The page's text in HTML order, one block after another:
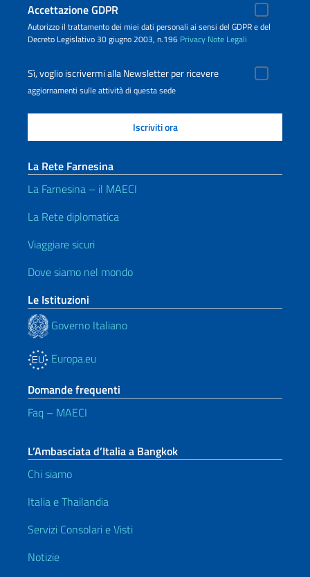
Accettazione GDPR
Autorizzo il trattamento dei miei dati personali ai sensi del GDPR e del
Decreto Legislativo 30 giugno 2003, n.196 Privacy Note Legali
Sì, voglio iscrivermi alla Newsletter per ricevere
aggiornamenti sulle attività di questa sede
La Rete Farnesina
La Farnesina – il MAECI
La Rete diplomatica
Viaggiare sicuri
Dove siamo nel mondo
Le Istituzioni
Governo Italiano
Europa.eu
Domande frequenti
Faq – MAECI
L’Ambasciata d’Italia a Bangkok
Chi siamo
Italia e Thailandia
Servizi Consolari e Visti
Notizie